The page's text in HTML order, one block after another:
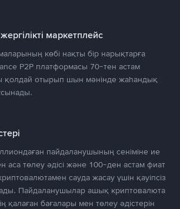
маркетплейс
көбі нақты бір нарықтарға
P2P платформасы 70-тен астам
қолдай отырып шын мәнінде жаһандық
пайдаланушының сеніміне ие
аса төлеу әдісі және 100-ден астам фиат
сауда жасау үшін қауіпсіз
Пайдаланушылар ашық криптовалюта
қалаған бағалары мен төлеу әдістерін